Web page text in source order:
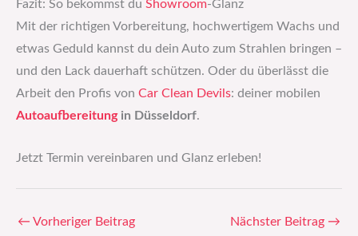
Fazit: So bekommst du Showroom-Glanz
Mit der richtigen Vorbereitung, hochwertigem Wachs und
etwas Geduld kannst du dein Auto zum Strahlen bringen –
und den Lack dauerhaft schützen. Oder du überlässt die
Arbeit den Profis von Car Clean Devils: deiner mobilen
Autoaufbereitung in Düsseldorf.
Jetzt Termin vereinbaren und Glanz erleben!
← Vorheriger Beitrag Nächster Beitrag →